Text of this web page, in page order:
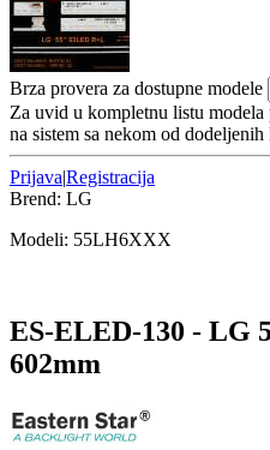
Brza provera za dostupne modele
Za uvid u kompletnu listu
na sistem sa nekom od
Prijava|Registracija
Brend: LG
Modeli: 55LH6XXX
ES-ELED-130 - LG
602mm